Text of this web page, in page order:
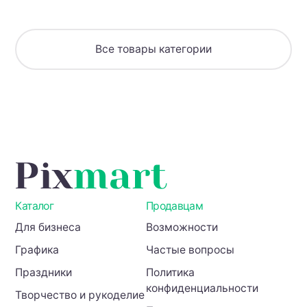
STL
для
печати
Все товары категории
Каталог
Для бизнеса
Графика
Праздники
Творчество и рукоделие
Продавцам
Возможности
Частые вопросы
Политика
конфиденциальности